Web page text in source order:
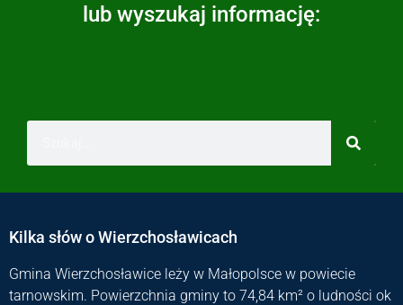
lub wyszukaj informację:
Kilka słów o Wierzchosławicach
Gmina Wierzchosławice leży w Małopolsce w powiecie
tarnowskim. Powierzchnia gminy to 74,84 km² o ludności ok